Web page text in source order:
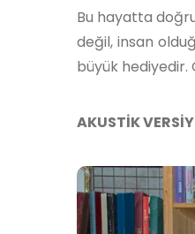
Bu hayatta
değil, insan
büyük hediyedir.
AKUSTİK